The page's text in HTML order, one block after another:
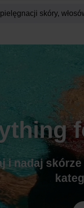
i nadaj